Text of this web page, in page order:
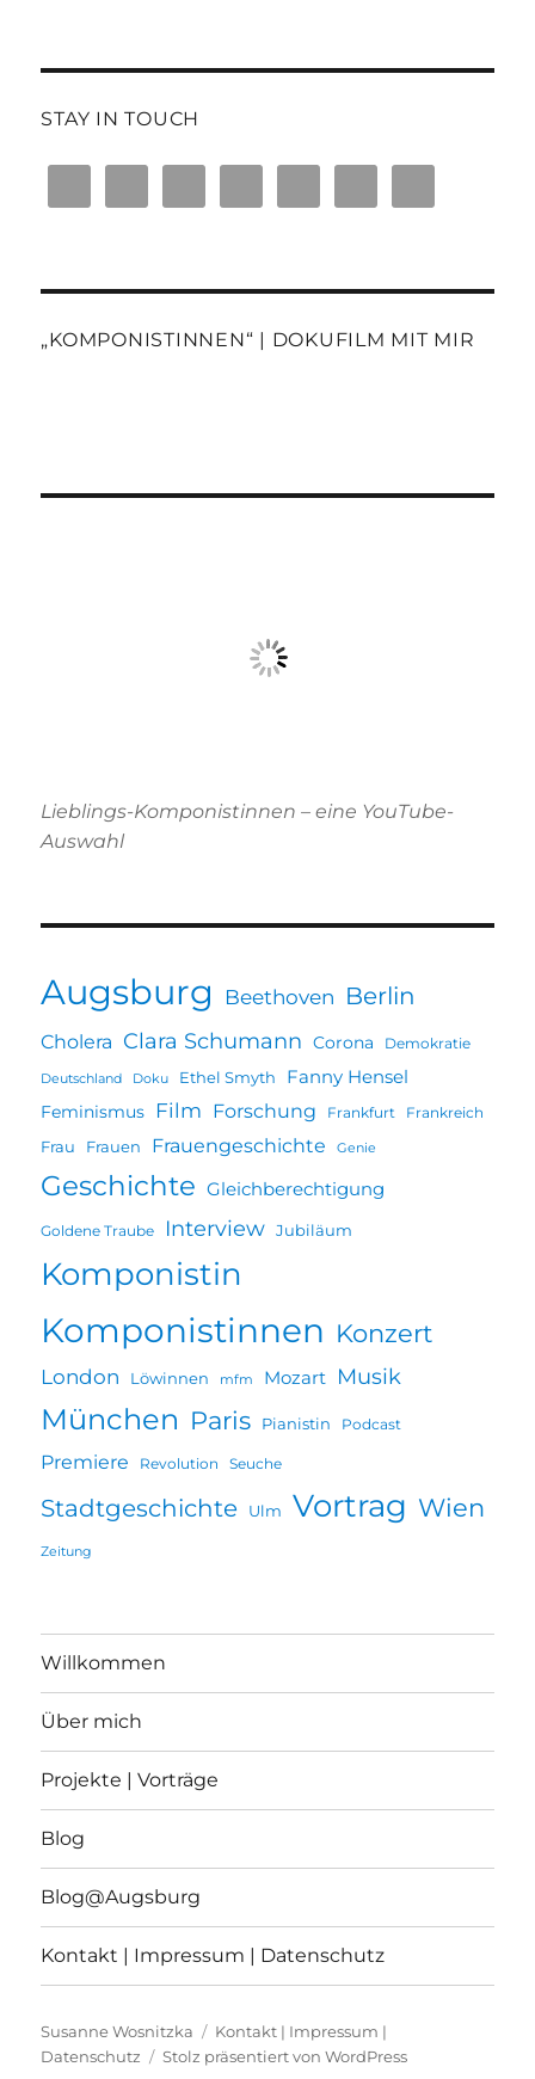
STAY IN TOUCH
„KOMPONISTINNEN“ | DOKUFILM MIT MIR
Lieblings-Komponistinnen – eine YouTube-
Auswahl
Augsburg Beethoven Berlin
Cholera Clara Schumann Corona Demokratie
Deutschland Doku Ethel Smyth Fanny Hensel
Feminismus Film Forschung Frankfurt Frankreich
Frau Frauen Frauengeschichte Genie
Geschichte Gleichberechtigung
Goldene Traube Interview Jubiläum
Komponistin
Komponistinnen Konzert
London Löwinnen mfm Mozart Musik
München Paris Pianistin Podcast
Premiere Revolution Seuche
Stadtgeschichte Ulm Vortrag Wien
Zeitung
Willkommen
Über mich
Projekte | Vorträge
Blog
Blog@Augsburg
Kontakt | Impressum | Datenschutz
Susanne Wosnitzka
Kontakt | Impressum |
Datenschutz
Stolz präsentiert von WordPress